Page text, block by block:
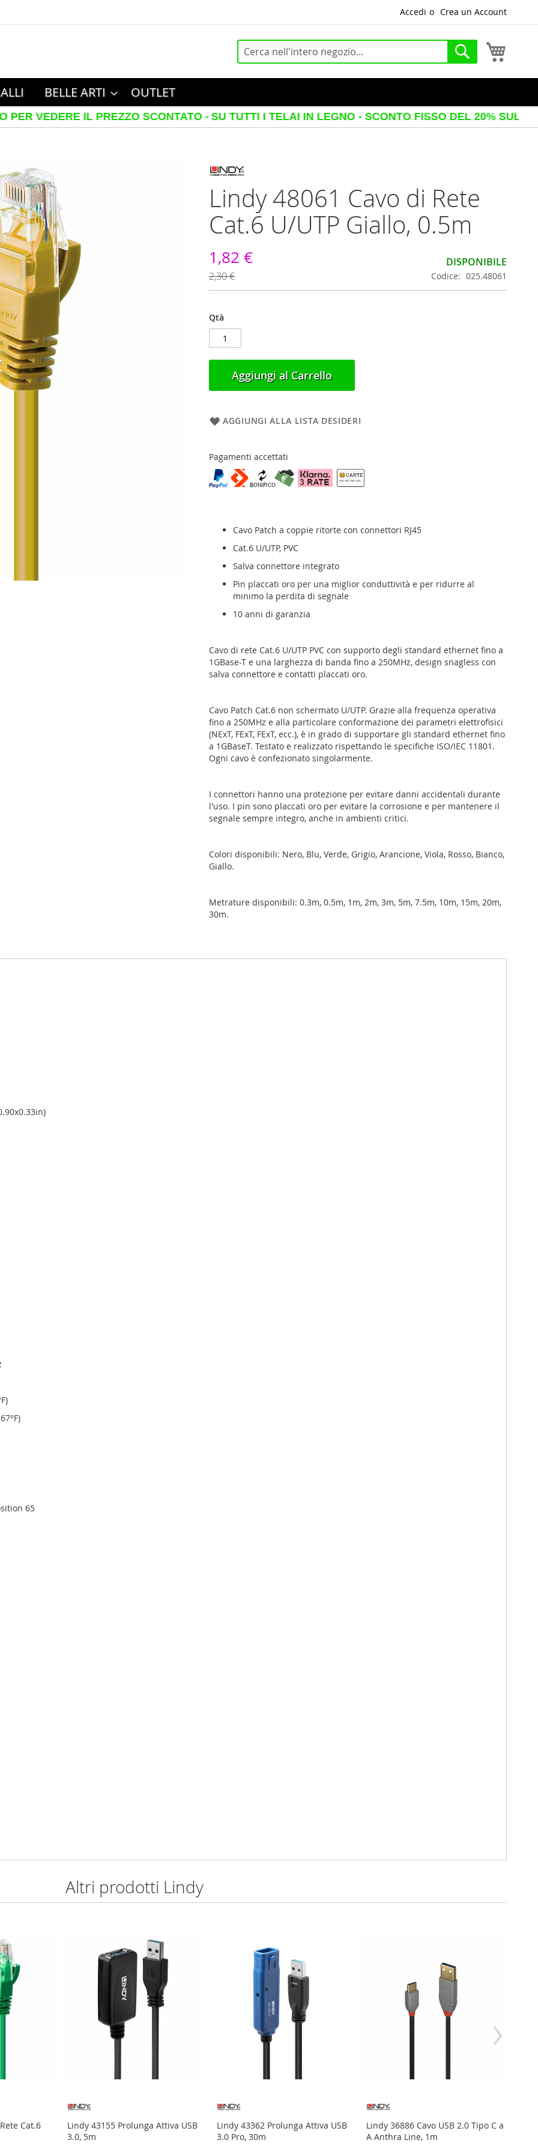
Accedi Crea un Account
Cerca
Cerca
BELLE ARTI OUTLET
IL PREZZO SCONTATO - SU TUTTI I TELAI IN LEGNO - SCONTO FISSO DEL 20% SUL PREZZO
Lindy 48061 Cavo di Rete
Cat.6 U/UTP Giallo, 0.5m
1,82 €
2,30 €
DISPONIBILE
Codice 025.48061
Qtà
Aggiungi al Carrello
AGGIUNGI ALLA LISTA DESIDERI
Pagamenti accettati
Cavo Patch a coppie ritorte con connettori RJ45
Cat.6 U/UTP, PVC
Salva connettore integrato
Pin placcati oro per una miglior conduttività e per ridurre al
minimo la perdita di segnale
10 anni di garanzia
Cavo di rete Cat.6 U/UTP PVC con supporto degli standard ethernet fino a
1GBase-T e una larghezza di banda fino a 250MHz, design snagless con
salva connettore e contatti placcati oro.
Cavo Patch Cat.6 non schermato U/UTP. Grazie alla frequenza operativa
fino a 250MHz e alla particolare conformazione dei parametri elettrofisici
(NExT, FExT, FExT, ecc.), è in grado di supportare gli standard ethernet fino
a 1GBaseT. Testato e realizzato rispettando le specifiche ISO/IEC 11801.
Ogni cavo è confezionato singolarmente.
I connettori hanno una protezione per evitare danni accidentali durante
l'uso. I pin sono placcati oro per evitare la corrosione e per mantenere il
segnale sempre integro, anche in ambienti critici.
Colori disponibili: Nero, Blu, Verde, Grigio, Arancione, Viola, Rosso, Bianco,
Giallo.
Metrature disponibili: 0.3m, 0.5m, 1m, 2m, 3m, 5m, 7.5m, 10m, 15m, 20m,
30m.
65
Altri prodotti Lindy
Cat.6
Lindy 43155 Prolunga Attiva USB
3.0, 5m
Lindy 43362 Prolunga Attiva USB
3.0 Pro, 30m
Lindy 36886 Cavo USB 2.0 Tipo C a
A Anthra Line, 1m
›